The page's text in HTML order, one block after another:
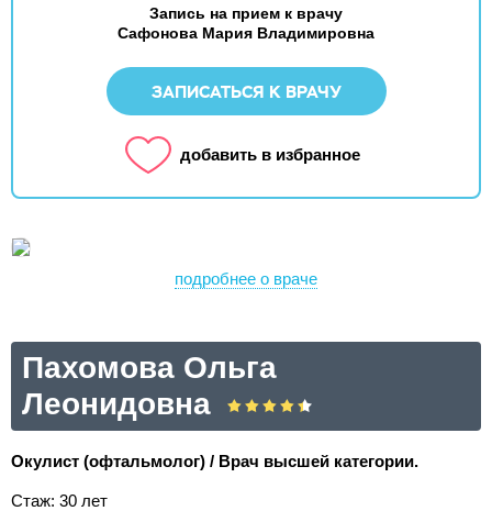
Запись на прием к врачу
Сафонова Мария Владимировна
ЗАПИСАТЬСЯ К ВРАЧУ
добавить в избранное
подробнее о враче
Пахомова Ольга
Леонидовна
Окулист (офтальмолог) / Врач высшей категории.
Стаж: 30 лет